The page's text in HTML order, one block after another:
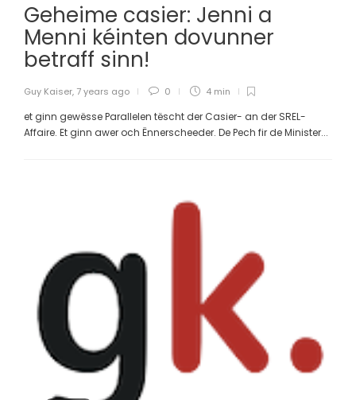
Geheime casier: Jenni a
Menni kéinten dovunner
betraff sinn!
Guy Kaiser, 7 years ago 0 4 min
et ginn gewësse Parallelen tëscht der Casier- an der SREL-
Affaire. Et ginn awer och Ënnerscheeder. De Pech fir de Minister...